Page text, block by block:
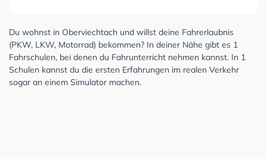
Du wohnst in Oberviechtach und willst deine Fahrerlaubnis
(PKW, LKW, Motorrad) bekommen? In deiner Nähe gibt es 1
Fahrschulen, bei denen du Fahrunterricht nehmen kannst. In 1
Schulen kannst du die ersten Erfahrungen im realen Verkehr
sogar an einem Simulator machen.